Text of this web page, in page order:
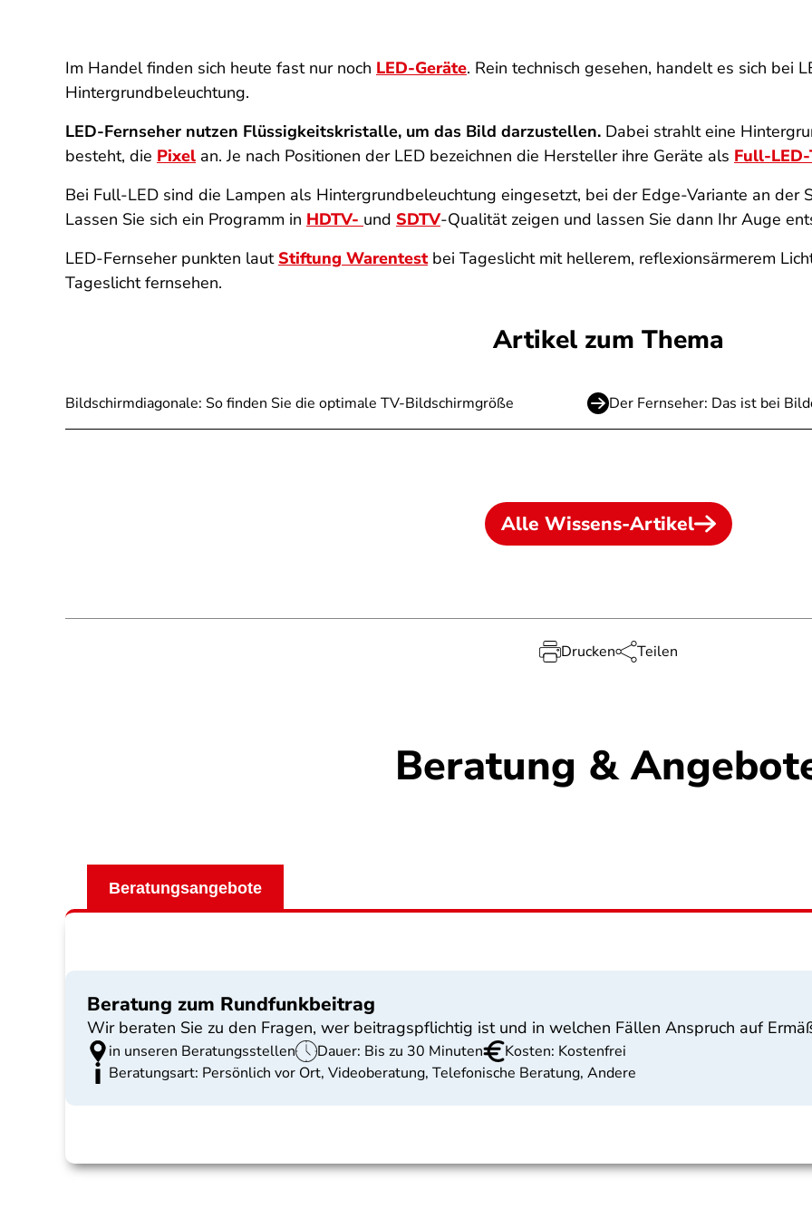
Im Handel finden sich heute fast nur noch LED-Geräte. Rein technisch gesehen, handelt es sich bei
Hintergrundbeleuchtung.
LED-Fernseher nutzen Flüssigkeitskristalle, um das Bild darzustellen. Dabei strahlt eine
besteht, die Pixel an. Je nach Positionen der LED bezeichnen die Hersteller ihre Geräte als Full-
Bei Full-LED sind die Lampen als Hintergrundbeleuchtung eingesetzt, bei der Edge-Variante an der
Lassen Sie sich ein Programm in HDTV- und SDTV-Qualität zeigen und lassen Sie dann Ihr Auge
LED-Fernseher punkten laut Stiftung Warentestbei Tageslicht mit hellerem, reflexionsärmerem
Tageslicht fernsehen.
Artikel zum Thema
Bildschirmdiagonale: So finden Sie die optimale TV-Bildschirmgröße Der Fernseher: Das ist bei
Alle Wissens-Artikel
Drucken Teilen
Beratung &
Beratungsangebote
Beratung zum Rundfunkbeitrag
Wir beraten Sie zu den Fragen, wer beitragspflichtig ist und in welchen Fällen Anspruch auf
in unseren Beratungsstellen Dauer: Bis zu 30 Minuten
Kosten: Kostenfrei
Beratungsart: Persönlich vor Ort, Videoberatung, Telefonische Beratung, Andere